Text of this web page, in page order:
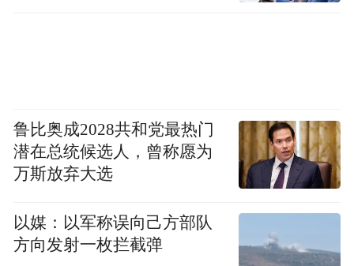
鲁比奥成2028共和党最热门
潜在总统候选人，曾称愿为
万斯放弃大选
以媒：以军称误向己方部队
方向发射一枚拦截弹